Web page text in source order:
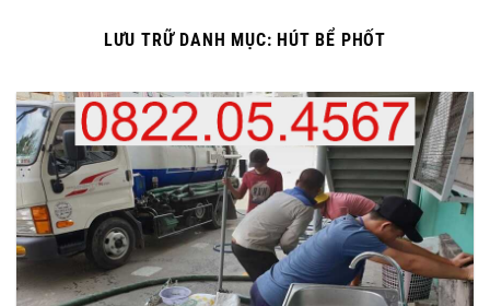
LƯU TRỮ DANH MỤC: HÚT BỂ PHỐT